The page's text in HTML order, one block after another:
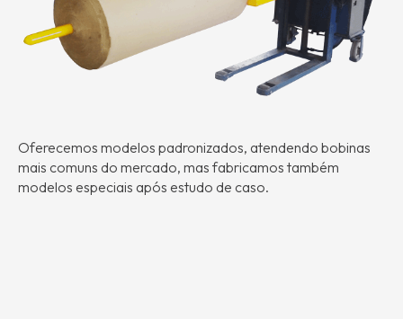
Oferecemos modelos padronizados, atendendo bobinas
mais comuns do mercado, mas fabricamos também
modelos especiais após estudo de caso.